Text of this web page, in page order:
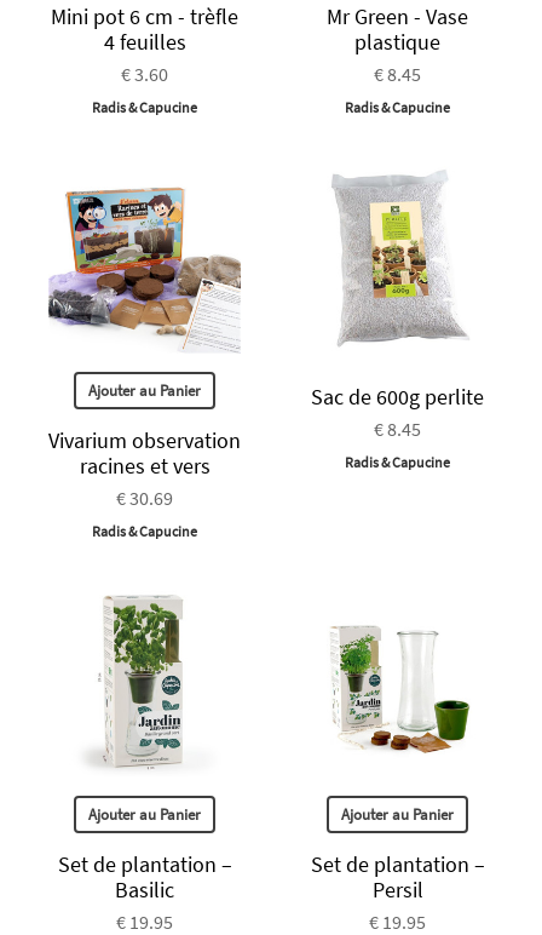
Mini pot 6 cm - trèfle
4 feuilles
€ 3.60
Radis & Capucine
Mr Green - Vase
plastique
€ 8.45
Radis & Capucine
Ajouter au Panier
Vivarium observation
racines et vers
€ 30.69
Radis & Capucine
Sac de 600g perlite
€ 8.45
Radis & Capucine
Ajouter au Panier
Set de plantation –
Basilic
€ 19.95
Ajouter au Panier
Set de plantation –
Persil
€ 19.95